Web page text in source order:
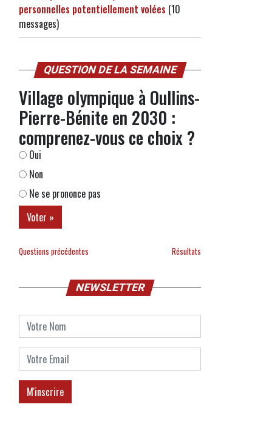
personnelles potentiellement volées (10
messages)
QUESTION DE LA SEMAINE
Village olympique à Oullins-
Pierre-Bénite en 2030 :
comprenez-vous ce choix ?
Oui
Non
Ne se prononce pas
Questions précédentes Résultats
NEWSLETTER